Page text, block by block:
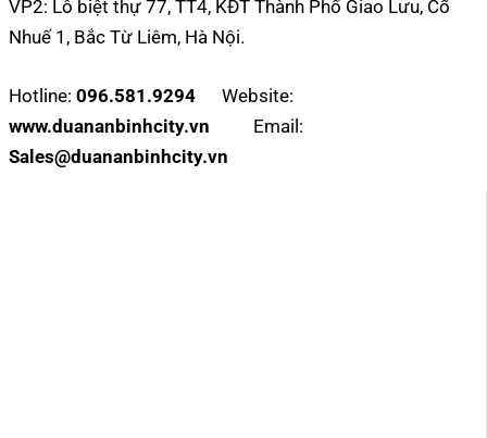
VP2: Lô biệt thự 77, TT4, KĐT Thành Phố Giao Lưu, Cổ
Nhuế 1, Bắc Từ Liêm, Hà Nội.
Hotline: 096.581.9294 Website:
www.duananbinhcity.vn Email:
Sales@duananbinhcity.vn